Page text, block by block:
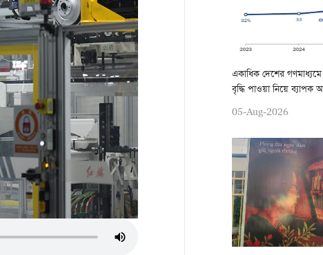
একাধিক দেশের গণমাধ্যমে
বৃদ্ধি পাওয়া নিয়ে
05-Aug-2026